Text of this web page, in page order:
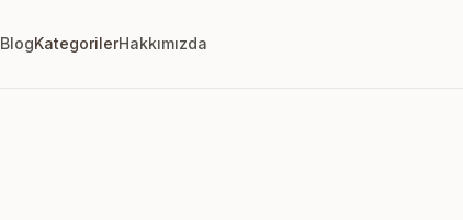
BlogKategorilerHakkımızda